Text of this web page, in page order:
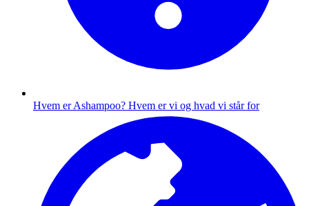
Hvem er Ashampoo? Hvem er vi og hvad vi står for